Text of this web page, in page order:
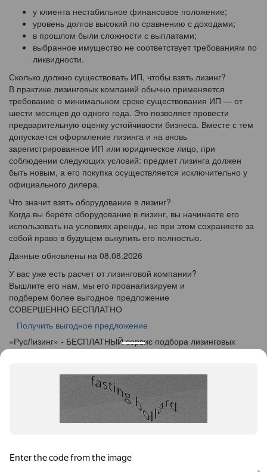
у клиента нестабильное финансовое положение;
уровень долгов высокий по сравнению с доходами;
в прошлом были сложности с выплатами;
выбранное имущество не соответствует требованиям по
ликвидности.
Сколько должно существовать ИП, чтобы взять лизинг?
В практике лизинговых компаний обычно применяется
требование о минимальном сроке существования ИП — от
шести месяцев до одного года. Это позволяет провести
предварительную оценку устойчивости бизнеса. Вместе с тем
допускается оформление лизинга и на вновь
зарегистрированное ИП или юридическое лицо, при
соблюдении следующих условий: предмет лизинга должен
быть новым, а его покупка осуществляется исключительно у
официального дилера.
Что значит взять оборудование в лизинг?
Когда вы берёте оборудование в лизинг, вы начинаете его
использовать на условиях аренды, но при этом сохраняете за
собой право в будущем выкупить его полностью.
Данные обновлены на 08.08.2026
У вас уже есть расчет от лизинговой компании?
Вышлите его нам, мы его проанализируем и
подберем более выгодное предложение
СОВЕРШЕННО БЕСПЛАТНО
Получить выгодное предложение
«РусЛизинг» - БЕСПЛАТНЫЙ сервис подбора лизинговых
+7 (495) 103-49-76
664005, Иркутская Область, г. Иркутск, ул. Маяковского дом
Калькулятор
Кейсы Клиентам